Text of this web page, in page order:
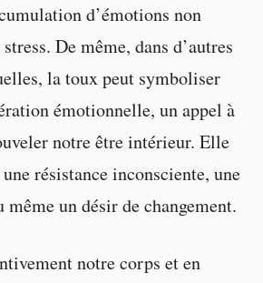
d’émotions non
De même, dans d’autres
la toux peut symboliser
émotionnelle, un appel à
notre être intérieur. Elle
résistance inconsciente, une
même un désir de changement.
notre corps et en